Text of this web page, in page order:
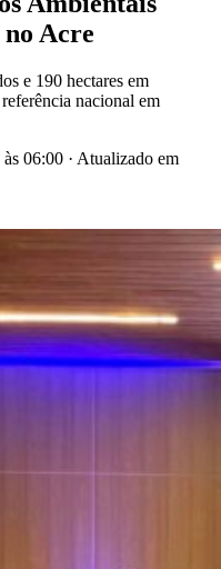
Acre
e 190 hectares em
nacional em
06:00 · Atualizado em